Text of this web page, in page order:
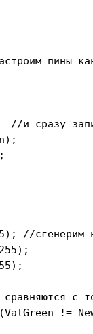
пины
//и сразу
//сгенерим
сравняются с
!=